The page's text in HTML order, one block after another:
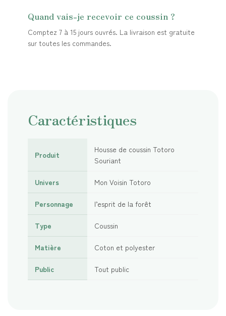
Quand vais-je recevoir ce coussin ?
Comptez 7 à 15 jours ouvrés. La livraison est gratuite
sur toutes les commandes.
Caractéristiques
Produit
Housse de coussin Totoro
Souriant
Univers Mon Voisin Totoro
Personnage l’esprit de la forêt
Type Coussin
Matière Coton et polyester
Public Tout public